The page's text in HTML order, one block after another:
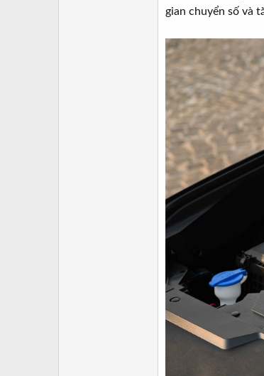
gian chuyển số và